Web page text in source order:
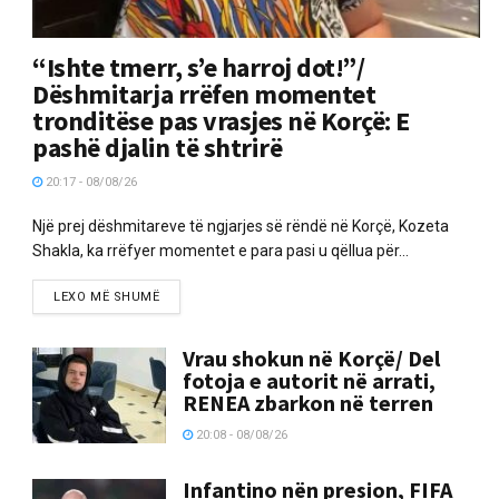
“Ishte tmerr, s’e harroj dot!”/
Dëshmitarja rrëfen momentet
tronditëse pas vrasjes në Korçë: E
pashë djalin të shtrirë
20:17 - 08/08/26
Një prej dëshmitareve të ngjarjes së rëndë në Korçë, Kozeta
Shakla, ka rrëfyer momentet e para pasi u qëllua për...
LEXO MË SHUMË
Vrau shokun në Korçë/ Del
fotoja e autorit në arrati,
RENEA zbarkon në terren
20:08 - 08/08/26
Infantino nën presion, FIFA